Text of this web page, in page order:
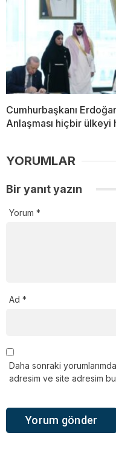
Cumhurbaşkanı
Anlaşması hiçbir
YORUMLAR
Bir yanıt yazın
Yorum *
Ad *
Daha sonraki
adresim ve site adresim